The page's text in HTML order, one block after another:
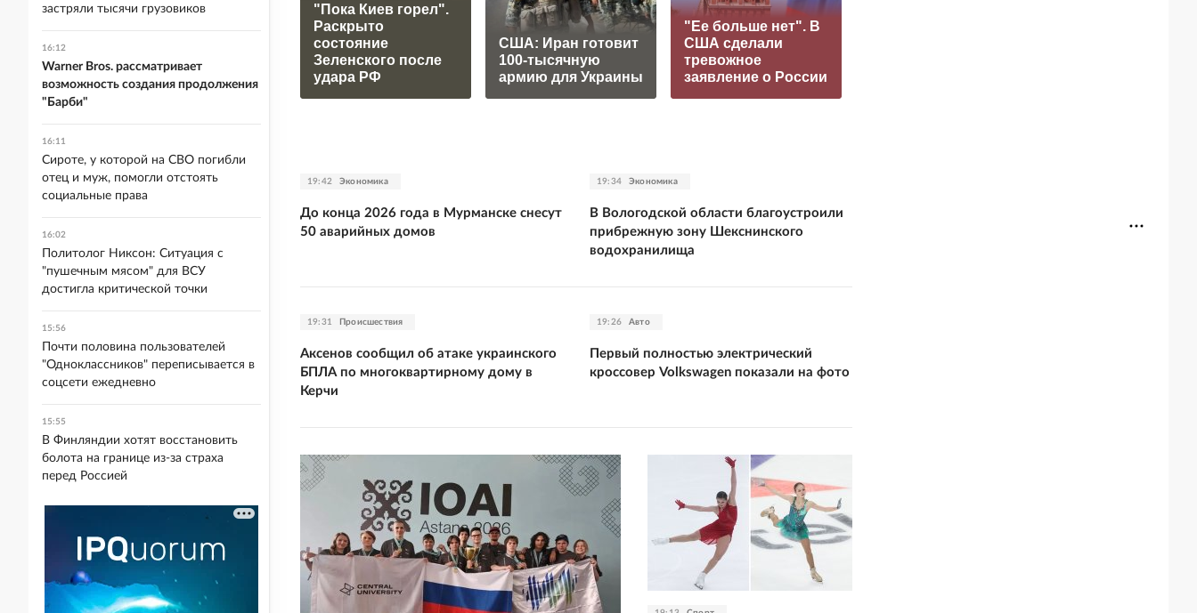
"Пока Киев горел".
Раскрыто
состояние
Зеленского после
удара РФ
США: Иран готовит
100-тысячную
армию для Украины
"Ее больше нет". В
США сделали
тревожное
заявление о России
19:42 Экономика
До конца 2026 года в Мурманске снесут
50 аварийных домов
19:34 Экономика
В Вологодской области благоустроили
прибрежную зону Шекснинского
водохранилища
19:31 Происшествия
Аксенов сообщил об атаке украинского
БПЛА по многоквартирному дому в
Керчи
19:26 Авто
Первый полностью электрический
кроссовер Volkswagen показали на фото
застряли тысячи грузовиков
16:12
Warner Bros. рассматривает
возможность создания продолжения
"Барби"
16:11
Сироте, у которой на СВО погибли
отец и муж, помогли отстоять
социальные права
16:02
Политолог Никсон: Ситуация с
"пушечным мясом" для ВСУ
достигла критической точки
15:56
Почти половина пользователей
"Одноклассников" переписывается в
соцсети ежедневно
15:55
В Финляндии хотят восстановить
болота на границе из-за страха
перед Россией